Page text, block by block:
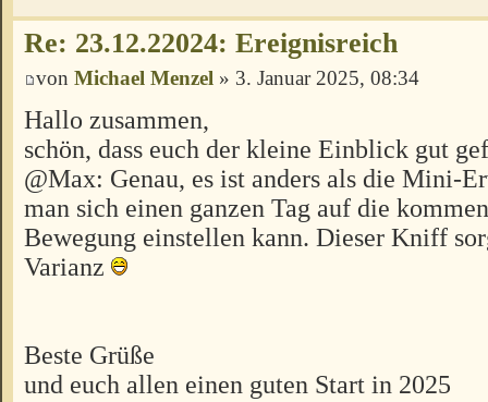
Re: 23.12.22024: Ereignisreich
von Michael Menzel » 3. Januar 2025, 08:34
Hallo zusammen,
schön, dass euch der kleine Einblick gut
@Max: Genau, es ist anders als die Mini-
man sich einen ganzen Tag auf die
Bewegung einstellen kann. Dieser Kniff
Varianz
Beste Grüße
und euch allen einen guten Start in 2025